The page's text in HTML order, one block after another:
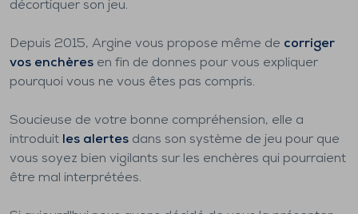
décortiquer son jeu.
Depuis 2015, Argine vous propose même de corriger
vos enchères en fin de donnes pour vous expliquer
pourquoi vous ne vous êtes pas compris.
Soucieuse de votre bonne compréhension, elle a
introduit les alertes dans son système de jeu pour que
vous soyez bien vigilants sur les enchères qui pourraient
être mal interprétées.